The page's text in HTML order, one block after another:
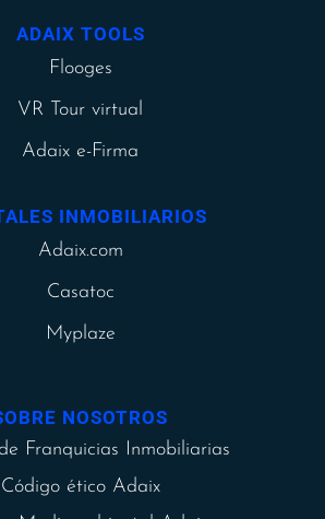
ADAIX TOOLS
Flooges
VR Tour virtual
Adaix e-Firma
INMOBILIARIOS
Adaix.com
Casatoc
Myplaze
NOSOTROS
Franquicias Inmobiliarias
Código ético Adaix